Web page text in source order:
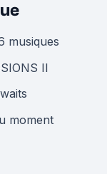
musiques
II
moment